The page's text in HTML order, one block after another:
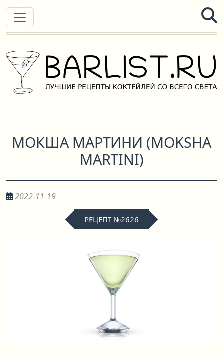
МОКША МАРТИНИ (MOKSHA
MARTINI)
2022-11-19
РЕЦЕПТ №2626